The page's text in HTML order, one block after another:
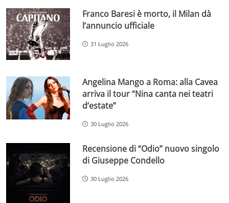
Franco Baresi è morto, il Milan dà
l’annuncio ufficiale
31 Luglio 2026
Angelina Mango a Roma: alla Cavea
arriva il tour “Nina canta nei teatri
d’estate”
30 Luglio 2026
Recensione di “Odio” nuovo singolo
di Giuseppe Condello
30 Luglio 2026